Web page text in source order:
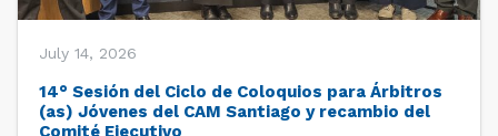
July 14, 2026
14° Sesión del Ciclo de Coloquios para Árbitros
(as) Jóvenes del CAM Santiago y recambio del
Comité Ejecutivo